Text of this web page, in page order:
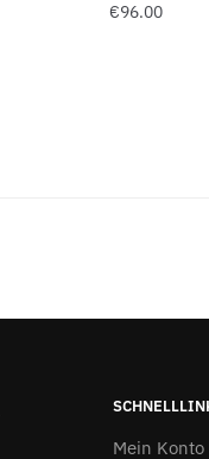
€96.00
Mein Konto